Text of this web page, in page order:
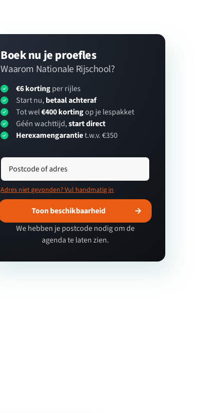
Boek nu je proefles
Waarom Nationale Rijschool?
€6 kortingper rijles
Start nu, betaal achteraf
Tot wel€400 kortingop je lespakket
Géén wachttijd,start direct
Herexamengarantiet.w.v. €350
Postcode of adres
Adres niet gevonden? Vul handmatig in
Toon beschikbaarheid
We hebben je postcode nodig om de
agenda te laten zien.